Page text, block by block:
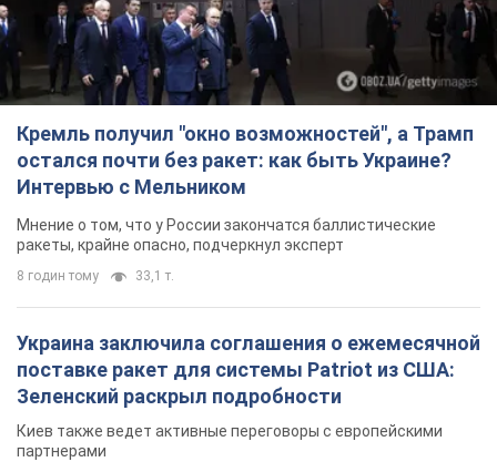
Кремль получил "окно возможностей", а Трамп
остался почти без ракет: как быть Украине?
Интервью с Мельником
Мнение о том, что у России закончатся баллистические
ракеты, крайне опасно, подчеркнул эксперт
8 годин тому 33,1 т.
Украина заключила соглашения о ежемесячной
поставке ракет для системы Patriot из США:
Зеленский раскрыл подробности
Киев также ведет активные переговоры с европейскими
партнерами